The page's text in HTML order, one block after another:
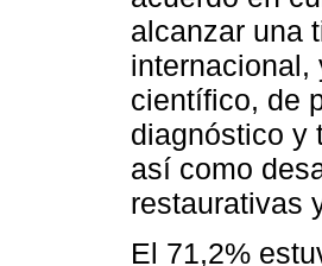
alcanzar una
internacional,
científico, de
diagnóstico y
así como
restaurativas
El 71,2%